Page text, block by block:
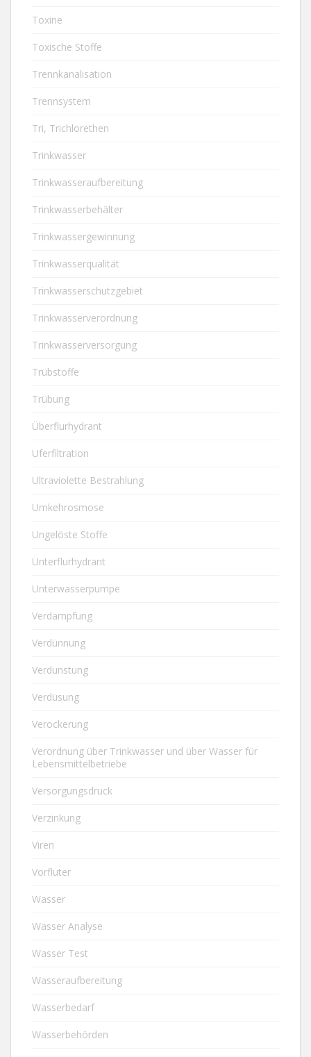
Toxine
Toxische Stoffe
Trennkanalisation
Trennsystem
Tri, Trichlorethen
Trinkwasser
Trinkwasseraufbereitung
Trinkwasserbehälter
Trinkwassergewinnung
Trinkwasserqualität
Trinkwasserschutzgebiet
Trinkwasserverordnung
Trinkwasserversorgung
Trübstoffe
Trübung
Überflurhydrant
Uferfiltration
Ultraviolette Bestrahlung
Umkehrosmose
Ungelöste Stoffe
Unterflurhydrant
Unterwasserpumpe
Verdampfung
Verdünnung
Verdunstung
Verdüsung
Verockerung
Verordnung über Trinkwasser und über Wasser für
Lebensmittelbetriebe
Versorgungsdruck
Verzinkung
Viren
Vorfluter
Wasser
Wasser Analyse
Wasser Test
Wasseraufbereitung
Wasserbedarf
Wasserbehörden